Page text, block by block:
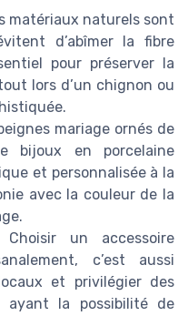
matériaux naturels sont
d’abîmer la fibre
pour préserver la
lors d’un chignon ou
mariage ornés de
bijoux en porcelaine
et personnalisée à la
avec la couleur de la
un accessoire
c’est aussi
et privilégier des
la possibilité de